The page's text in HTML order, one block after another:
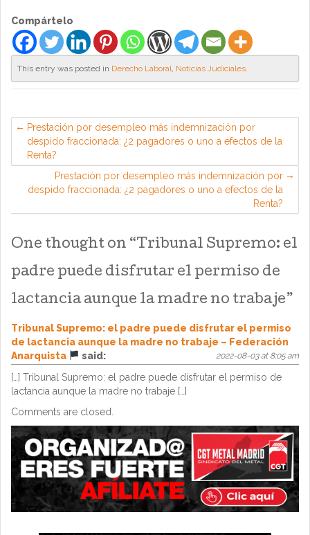
Compártelo
This entry was posted in Derecho Laboral, Noticias Judiciales.
Prestación por desempleo más indemnización por
despido fraccionada: ¿2 pagadores o uno a efectos de la
Renta?
Prestación por desempleo más indemnización por
despido fraccionada: ¿2 pagadores o uno a efectos de la
Renta?
One thought on “ Tribunal Supremo: el
padre puede disfrutar el permiso de
lactancia aunque la madre no trabaje”
Tribunal Supremo: el padre puede disfrutar el permiso
de lactancia aunque la madre no trabaje – Federación
Anarquista
said: 2022-08-03 at 8:05 am
[…] Tribunal Supremo: el padre puede disfrutar el permiso de
lactancia aunque la madre no trabaje […]
Comments are closed.